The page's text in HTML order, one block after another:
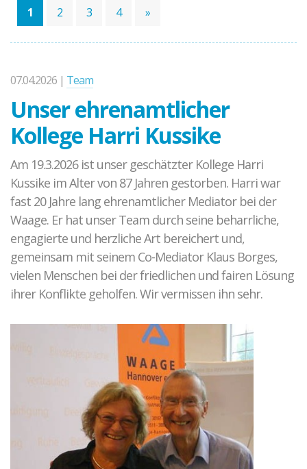
Fallbeispiele
Feedback
Kursarchiv mit Fotos
Mediationsstelle für alle
Was ist Mediation?
Mediationsordnung
Fallbeispiel
Projekte und Veranstaltungen
Gewaltprävention im Fußball
CROSSING PROTECT
Abgeschlossene Projekte
1 2 3 4 »
07.04.2026 | Team
Unser ehrenamtlicher
Kollege Harri Kussike
Am 19.3.2026 ist unser geschätzter Kollege Harri
Kussike im Alter von 87 Jahren gestorben. Harri war
fast 20 Jahre lang ehrenamtlicher Mediator bei der
Waage. Er hat unser Team durch seine beharrliche,
engagierte und herzliche Art bereichert und,
gemeinsam mit seinem Co-Mediator Klaus Borges,
vielen Menschen bei der friedlichen und fairen Lösung
ihrer Konflikte geholfen. Wir vermissen ihn sehr.